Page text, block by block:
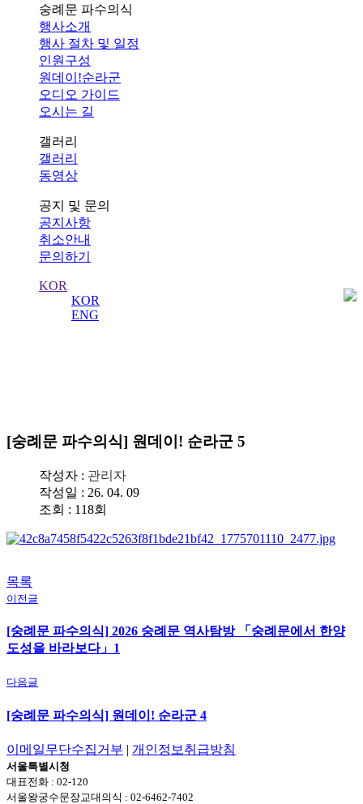
숭례문 파수의식
행사소개
행사 절차 및 일정
인원구성
원데이!순라군
오디오 가이드
오시는 길
갤러리
갤러리
동영상
공지 및 문의
공지사항
취소안내
문의하기
KOR
KOR
ENG
[숭례문 파수의식] 원데이! 순라군 5
작성자 : 관리자
작성일 : 26. 04. 09
조회 : 118회
목록
이전글
[숭례문 파수의식] 2026 숭례문 역사탐방 「숭례문에서 한양
도성을 바라보다」1
다음글
[숭례문 파수의식] 원데이! 순라군 4
이메일무단수집거부 | 개인정보취급방침
서울특별시청
대표전화 : 02-120
서울왕궁수문장교대의식 : 02-6462-7402